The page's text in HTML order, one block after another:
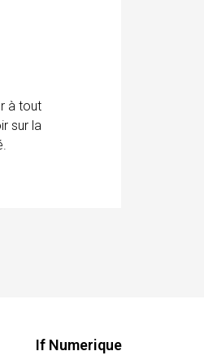
à tout
sur la
If Numerique